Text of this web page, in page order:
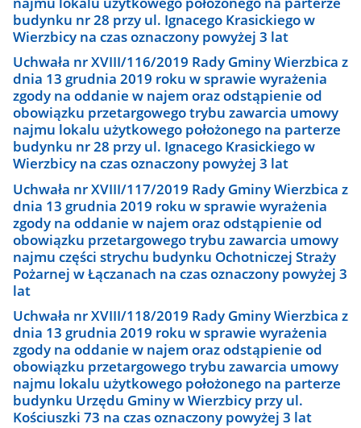
budynku nr 28 przy ul. Ignacego Krasickiego w
Wierzbicy na czas oznaczony powyżej 3 lat
Uchwała nr XVIII/116/2019 Rady Gminy Wierzbica z
dnia 13 grudnia 2019 roku w sprawie wyrażenia
zgody na oddanie w najem oraz odstąpienie od
obowiązku przetargowego trybu zawarcia umowy
najmu lokalu użytkowego położonego na parterze
budynku nr 28 przy ul. Ignacego Krasickiego w
Wierzbicy na czas oznaczony powyżej 3 lat
Uchwała nr XVIII/117/2019 Rady Gminy Wierzbica z
dnia 13 grudnia 2019 roku w sprawie wyrażenia
zgody na oddanie w najem oraz odstąpienie od
obowiązku przetargowego trybu zawarcia umowy
najmu części strychu budynku Ochotniczej Straży
Pożarnej w Łączanach na czas oznaczony powyżej 3
lat
Uchwała nr XVIII/118/2019 Rady Gminy Wierzbica z
dnia 13 grudnia 2019 roku w sprawie wyrażenia
zgody na oddanie w najem oraz odstąpienie od
obowiązku przetargowego trybu zawarcia umowy
najmu lokalu użytkowego położonego na parterze
budynku Urzędu Gminy w Wierzbicy przy ul.
Kościuszki 73 na czas oznaczony powyżej 3 lat